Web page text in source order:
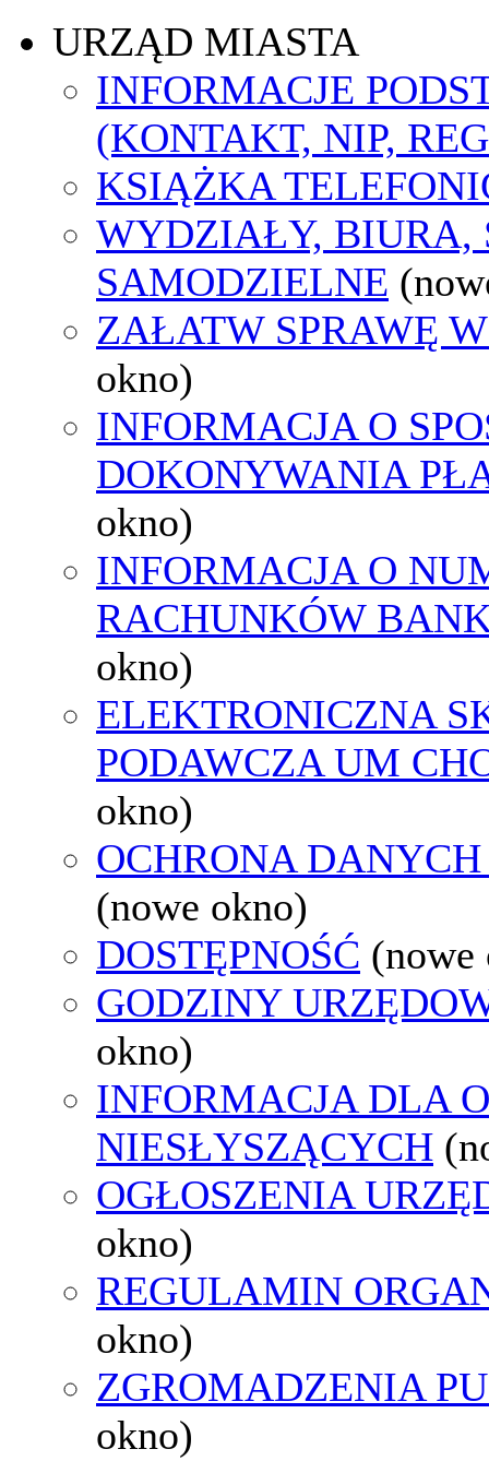
URZĄD MIASTA
INFORMACJE
(KONTAKT, NIP,
KSIĄŻKA
WYDZIAŁY, BIURA,
SAMODZIELNE
ZAŁATW SPRAWĘ
okno)
INFORMACJA O
DOKONYWANIA
okno)
INFORMACJA O
RACHUNKÓW
okno)
ELEKTRONICZNA
PODAWCZA UM
okno)
OCHRONA
(nowe okno)
DOSTĘPNOŚĆ (nowe
GODZINY
okno)
INFORMACJA DLA
NIESŁYSZĄCYCH
OGŁOSZENIA
okno)
REGULAMIN
okno)
ZGROMADZENIA
okno)